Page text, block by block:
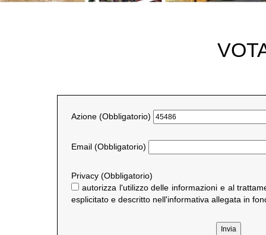
Azione (Obbligatorio)
Email (Obbligatorio)
Privacy (Obbligatorio)
autorizza l'utilizzo delle informazioni e al
esplicitato e descritto nell'informativa allegata in